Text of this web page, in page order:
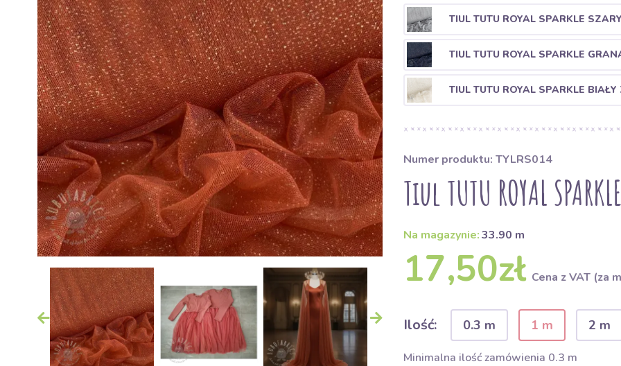
TIUL TUTU ROYAL SPARKLE
TIUL TUTU ROYAL SPARKLE
TIUL TUTU ROYAL SPARKLE BIAŁY
Numer produktu: TYLRS014
Tiul TUTU ROYAL
Na magazynie:33.90 m
17,50zł Cena z VAT (za
Ilość: 0.3 m 1 m 2 m
Minimalna ilość zamówienia 0.3 m